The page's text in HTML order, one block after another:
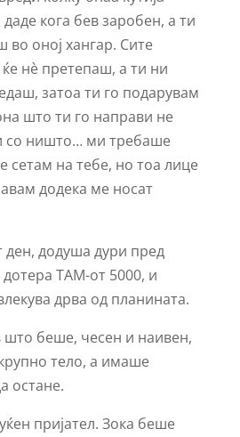
даде кога бев заробен, а ти
во оној хангар. Сите
нè претепаш, а ти ни
затоа ти го подарувам
што ти го направи не
со ништо… ми требаше
сетам на тебе, но тоа лице
додека ме носат
ден, додуша дури пред
ТАМ-от 5000, и
дрва од планината.
што беше, чесен и наивен,
тело, а имаше
остане.
пријател. Зока беше